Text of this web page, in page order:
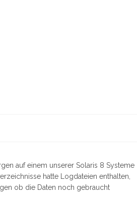
auf einem unserer Solaris 8 Systeme
hatte Logdateien enthalten,
ob die Daten noch gebraucht